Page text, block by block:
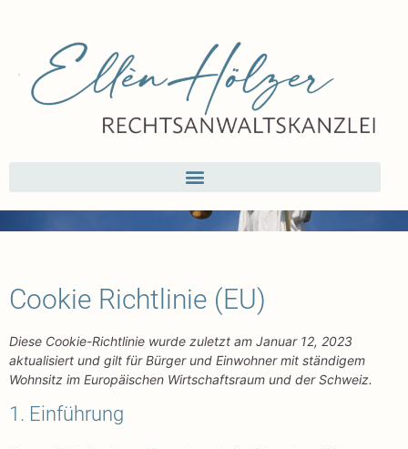
Cookie Richtlinie (EU)
Diese Cookie-Richtlinie wurde zuletzt am Januar 12, 2023
aktualisiert und gilt für Bürger und Einwohner mit ständigem
Wohnsitz im Europäischen Wirtschaftsraum und der Schweiz.
1. Einführung